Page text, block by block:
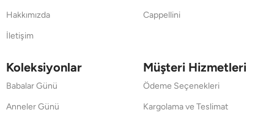
Hakkımızda
İletişim
Cappellini
Koleksiyonlar
Babalar Günü
Anneler Günü
Müşteri Hizmetleri
Ödeme Seçenekleri
Kargolama ve Teslimat